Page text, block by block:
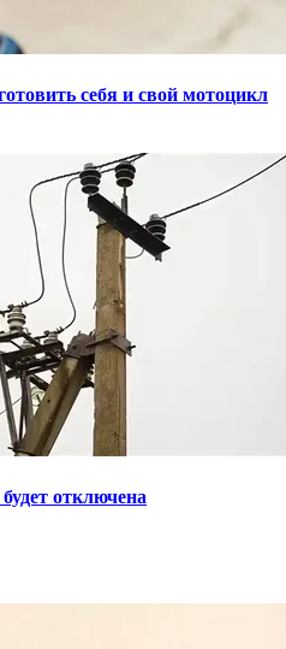
себя и свой мотоцикл
отключена